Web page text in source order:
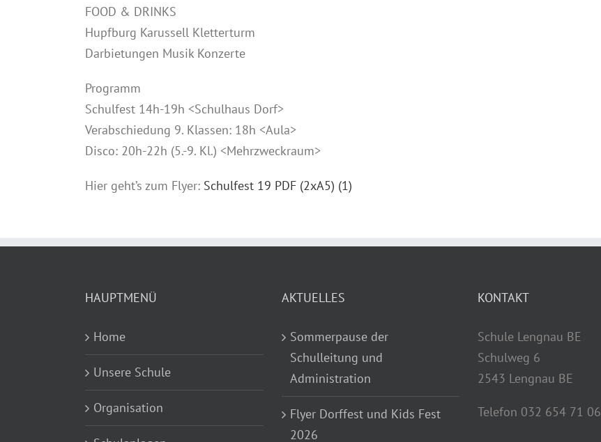
FOOD & DRINKS
Hupfburg Karussell Kletterturm
Darbietungen Musik Konzerte
Programm
Schulfest 14h-19h <Schulhaus Dorf>
Verabschiedung 9. Klassen: 18h <Aula>
Disco: 20h-22h (5.-9. Kl.) <Mehrzweckraum>
Hier geht’s zum Flyer: Schulfest 19 PDF (2xA5) (1)
HAUPTMENÜ
Home
Unsere Schule
Organisation
AKTUELLES
Sommerpause der
Schulleitung und
Administration
Flyer Dorffest und Kids Fest
2026
KONTAKT
Schule Lengnau BE
Schulweg 6
2543 Lengnau BE
Telefon 032 654 71 06